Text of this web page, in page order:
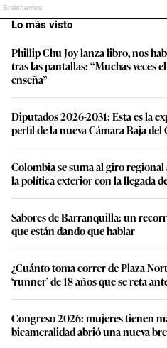
Lo más visto
Phillip Chu Joy lanza libro, nos
tras las pantallas: “Muchas veces
enseña”
Diputados 2026-2031: Esta es la
perfil de la nueva Cámara Baja del
Colombia se suma al giro
la política exterior con la llegada
Sabores de Barranquilla: un
que están dando que hablar
¿Cuánto toma correr de Plaza
‘runner’ de 18 años que se reta
Congreso 2026: mujeres tienen
bicameralidad abrió una nueva